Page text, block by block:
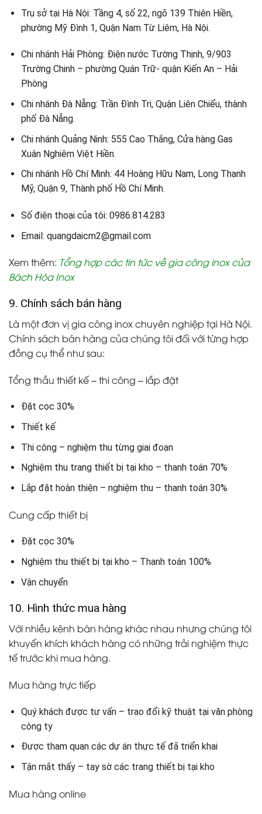
Trụ sở tại Hà Nội: Tầng 4, số 22, ngõ 139 Thiên Hiền,
phường Mỹ Đình 1, Quận Nam Từ Liêm, Hà Nội.
Chi nhánh Hải Phòng: Điện nước Tường Thịnh, 9/903
Trường Chinh – phường Quán Trữ- quận Kiến An – Hải
Phòng
Chi nhánh Đà Nẵng: Trần Đình Tri, Quận Liên Chiểu, thành
phố Đà Nẵng.
Chi nhánh Quảng Ninh: 555 Cao Thắng, Cửa hàng Gas
Xuân Nghiêm Việt Hiền.
Chi nhánh Hồ Chí Minh: 44 Hoàng Hữu Nam, Long Thạnh
Mỹ, Quận 9, Thành phố Hồ Chí Minh.
Số điện thoại của tôi: 0986.814.283
Email: quangdaicm2@gmail.com
Xem thêm: Tổng hợp các tin tức về gia công inox của
Bách Hóa Inox
9. Chính sách bán hàng
Là một đơn vị gia công inox chuyên nghiệp tại Hà Nội.
Chính sách bán hàng của chúng tôi đối với từng hợp
đồng cụ thể như sau:
Tổng thầu thiết kế – thi công – lắp đặt
Đặt cọc 30%
Thiết kế
Thi công – nghiệm thu từng giai đoạn
Nghiệm thu trang thiết bị tại kho – thanh toán 70%
Lắp đặt hoàn thiện – nghiệm thu – thanh toán 30%
Cung cấp thiết bị
Đặt cọc 30%
Nghiệm thu thiết bị tại kho – Thanh toán 100%
Vận chuyển
10. Hình thức mua hàng
Với nhiều kênh bán hàng khác nhau nhưng chúng tôi
khuyến khích khách hàng có những trải nghiệm thực
tế trước khi mua hàng.
Mua hàng trực tiếp
Quý khách được tư vấn – trao đổi kỹ thuật tại văn phòng
công ty
Được tham quan các dự án thực tế đã triển khai
Tận mắt thấy – tay sờ các trang thiết bị tại kho
Mua hàng online